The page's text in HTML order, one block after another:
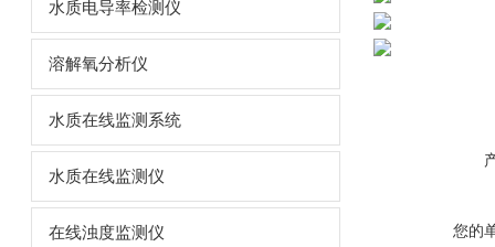
水质电导率检测仪
溶解氧分析仪
水质在线监测系统
水质在线监测仪
在线浊度监测仪 您的